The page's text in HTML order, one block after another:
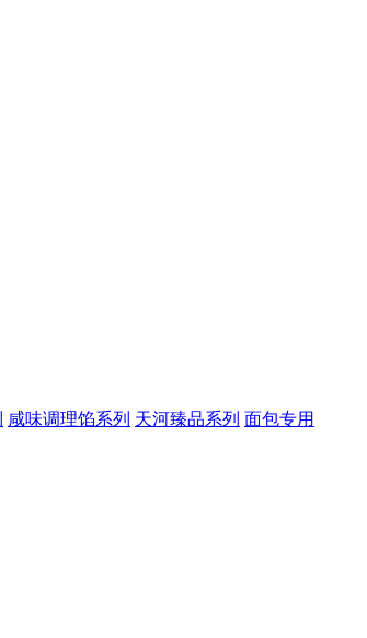
咸味调理馅系列 天河臻品系列 面包专用